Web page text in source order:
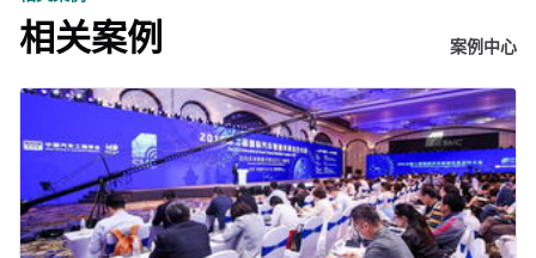
相关案例 案例中心